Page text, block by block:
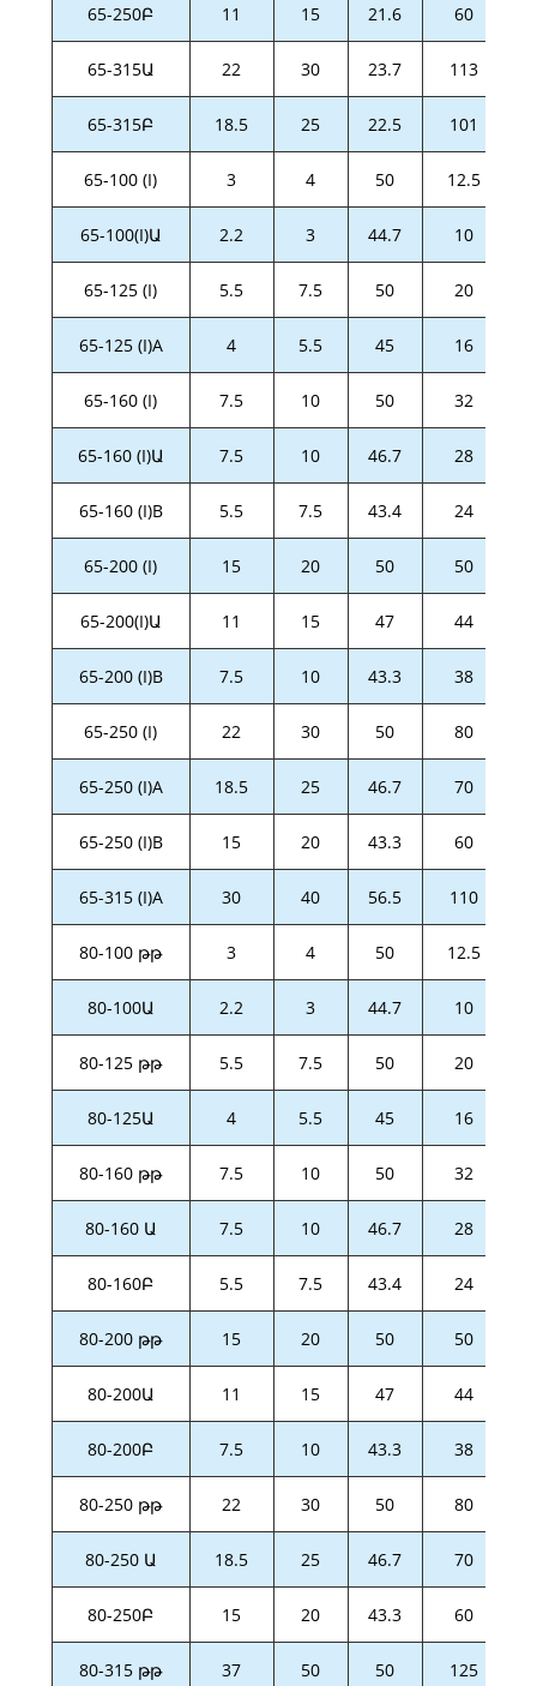
65-250Բ 11 15 21.6 60
65-315Ա 22 30 23.7 113
65-315Բ 18.5 25 22.5 101
65-100 (I) 3 4 50 12.5
65-100(I)Ա 2.2 3 44.7 10
65-125 (I) 5.5 7.5 50 20
65-125 (I)A 4 5.5 45 16
65-160 (I) 7.5 10 50 32
65-160 (I)Ա 7.5 10 46.7 28
65-160 (I)B 5.5 7.5 43.4 24
65-200 (I) 15 20 50 50
65-200(I)Ա 11 15 47 44
65-200 (I)B 7.5 10 43.3 38
65-250 (I) 22 30 50 80
65-250 (I)A 18.5 25 46.7 70
65-250 (I)B 15 20 43.3 60
65-315 (I)A 30 40 56.5 110
80-100 թթ 3 4 50 12.5
80-100Ա 2.2 3 44.7 10
80-125 թթ 5.5 7.5 50 20
80-125Ա 4 5.5 45 16
80-160 թթ 7.5 10 50 32
80-160 Ա 7.5 10 46.7 28
80-160Բ 5.5 7.5 43.4 24
80-200 թթ 15 20 50 50
80-200Ա 11 15 47 44
80-200Բ 7.5 10 43.3 38
80-250 թթ 22 30 50 80
80-250 Ա 18.5 25 46.7 70
80-250Բ 15 20 43.3 60
80-315 թթ 37 50 50 125